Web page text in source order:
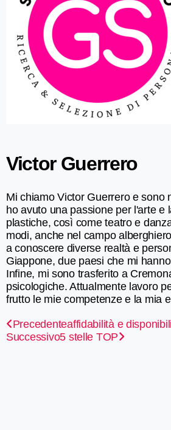
Victor Guerrero
Mi chiamo Victor Guerrero e sono
ho avuto una passione per l'arte
plastiche, così come teatro e
modi, anche nel campo
a conoscere diverse realtà e
Giappone, due paesi che mi
Infine, mi sono trasferito a
psicologiche. Attualmente lavoro
frutto le mie competenze e la mia
Precedenteaffidabilità e
Successivo5 stelle TOP